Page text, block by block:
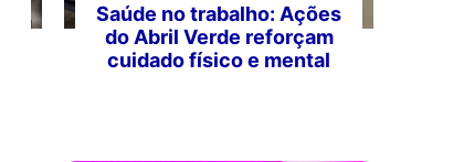
Saúde no trabalho: Ações
do Abril Verde reforçam
cuidado físico e mental